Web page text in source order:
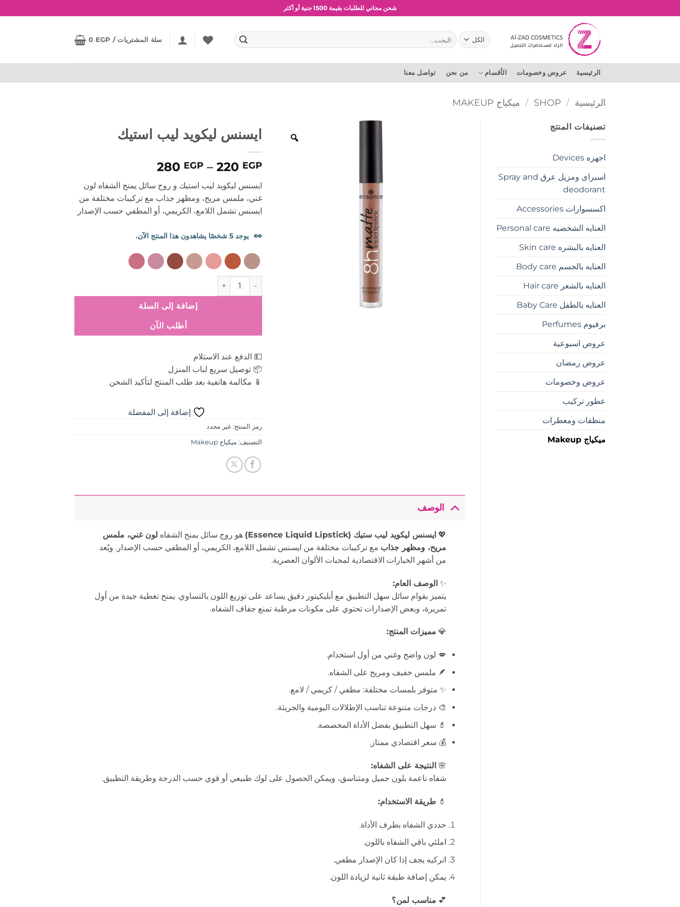
للمحتوى
شحن مجاني للطلبات بقيمة 1500 جنية أو أكثر
البحث
عن:
سلة المشتريات / 0 EGP
الرئيسية عروض وخصومات الأقسام من نحن تواصل معنا
الرئيسية /
SHOP
/ ميكياج MAKEUP
تصنيفات المنتج
اجهزه Devices
اسبراى ومزيل عرق Spray and
deodorant
اكسسوارات Accessories
العنايه الشخصيه Personal care
العنايه بالبشره Skin care
العنايه بالجسم Body care
العنايه بالشعر Hair care
العنايه بالطفل Baby Care
برفيوم Perfumes
عروض اسبوعية
عروض رمضان
عروض وخصومات
عطور تركيب
منظفات ومعطرات
ميكياج Makeup
ايسنس ليكويد ليب استيك
220 EGP
–
280 EGP
نطاق
السعر:
من
⁦220 EGP⁩
خلال
ايسنس ليكويد ليب استيك و روج سائل يمنح الشفاه لون
غني، ملمس مريح، ومظهر جذاب مع تركيبات مختلفة من
ايسنس تشمل اللامع، الكريمي، أو المطفي حسب الإصدار
👀 يوجد 5 شخصًا يشاهدون هذا المنتج الآن.
كمية ايسنس ليكويد ليب استيك
إضافة إلى السلة
أطلب الآن
💵 الدفع عند الاستلام
📦 توصيل سريع لباب المنزل
📱 مكالمة هاتفية بعد طلب المنتج لتأكيد الشحن
إضافة إلى المفضلة
رمز المنتج:غير محدد
التصنيف: ميكياج Makeup
الوصف
💖 ايسنس ليكويد ليب ستيك (Essence Liquid Lipstick) هو روج سائل يمنح الشفاه لون غني، ملمس
مريح، ومظهر جذاب مع تركيبات مختلفة من ايسنس تشمل اللامع، الكريمي، أو المطفي حسب الإصدار. ويُعد
من أشهر الخيارات الاقتصادية لمحبات الألوان العصرية.
✨ الوصف العام:
يتميز بقوام سائل سهل التطبيق مع أبليكيتور دقيق يساعد على توزيع اللون بالتساوي. يمنح تغطية جيدة من أول
تمريرة، وبعض الإصدارات تحتوي على مكونات مرطبة تمنع جفاف الشفاه.
💎 مميزات المنتج:
💋 لون واضح وغني من أول استخدام.
🪶 ملمس خفيف ومريح على الشفاه.
✨ متوفر بلمسات مختلفة: مطفي / كريمي / لامع.
🎨 درجات متنوعة تناسب الإطلالات اليومية والجريئة.
💄 سهل التطبيق بفضل الأداة المخصصة.
💰 سعر اقتصادي ممتاز.
🌸 النتيجة على الشفاه:
شفاه ناعمة بلون جميل ومتناسق، ويمكن الحصول على لوك طبيعي أو قوي حسب الدرجة وطريقة التطبيق.
💄طريقة الاستخدام:
حددي الشفاه بطرف الأداة.
املئي باقي الشفاه باللون.
اتركيه يجف إذا كان الإصدار مطفي.
يمكن إضافة طبقة ثانية لزيادة اللون.
💕 مناسب لمن؟